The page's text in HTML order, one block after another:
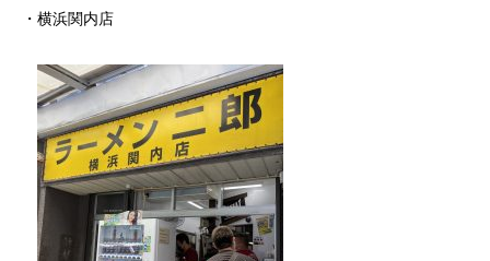
・横浜関内店